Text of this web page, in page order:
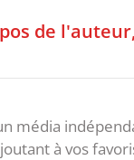
de l'auteur,
média
à vos